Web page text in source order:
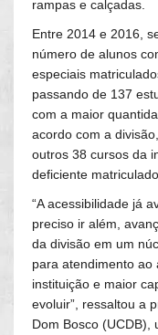
rampas e calçadas.
Entre 2014 e 2016,
número de alunos
especiais
passando de 137
com a maior
acordo com a
outros 38 cursos da
deficiente
“A acessibilidade já
preciso ir além,
da divisão em um
para atendimento ao
instituição e maior
evoluir”, ressaltou a
Dom Bosco (UCDB),